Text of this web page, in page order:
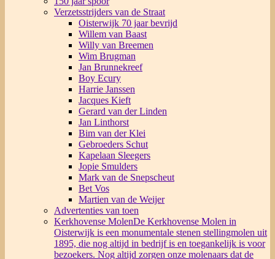
Verzetsstrijders van de Straat
Oisterwijk 70 jaar bevrijd
Willem van Baast
Willy van Breemen
Wim Brugman
Jan Brunnekreef
Boy Ecury
Harrie Janssen
Jacques Kieft
Gerard van der Linden
Jan Linthorst
Bim van der Klei
Gebroeders Schut
Kapelaan Sleegers
Jopie Smulders
Mark van de Snepscheut
Bet Vos
Martien van de Weijer
Advertenties van toen
Kerkhovense MolenDe Kerkhovense Molen in
Oisterwijk is een monumentale stenen stellingmolen uit
1895, die nog altijd in bedrijf is en toegankelijk is voor
bezoekers. Nog altijd zorgen onze molenaars dat de